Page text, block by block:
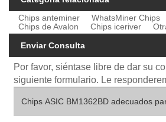
Chips anteminer
WhatsMiner Chips
Chips de Avalon
Chips iceriver
Enviar Consulta
Por favor, siéntase libre de dar su
siguiente formulario. Le